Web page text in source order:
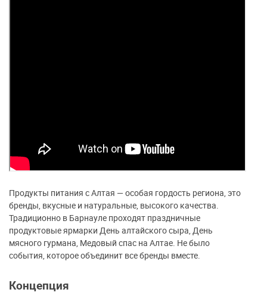
Продукты питания с Алтая — особая гордость региона, это
бренды, вкусные и натуральные, высокого качества.
Традиционно в Барнауле проходят праздничные
продуктовые ярмарки День алтайского сыра, День
мясного гурмана, Медовый спас на Алтае. Не было
события, которое объединит все бренды вместе.
Концепция